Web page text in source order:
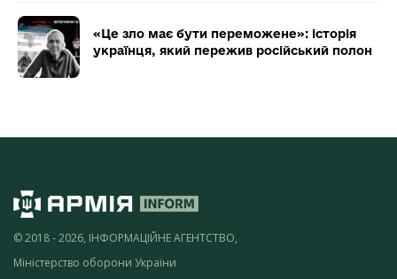
«Це зло має бути переможене»: історія
українця, який пережив російський полон
© 2018 - 2026, ІНФОРМАЦІЙНЕ АГЕНТСТВО,
Міністерство оборони України